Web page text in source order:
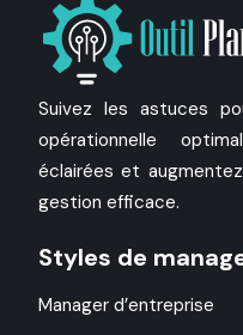
Suivez les astuces
opérationnelle
éclairées et
gestion efficace.
Styles de
Manager d’entreprise